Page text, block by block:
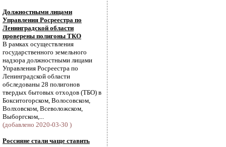
Должностными лицами
Управления Росреестра по
Ленинградской области
проверены полигоны ТКО
В рамках осуществления
государственного земельного
надзора должностными лицами
Управления Росреестра по
Ленинградской области
обследованы 28 полигонов
твердых бытовых отходов (ТБО) в
Бокситогорском, Волосовском,
Волховском, Всеволожском,
Выборгском,...
(добавлено 2020-03-30 )
Россияне стали чаще ставить